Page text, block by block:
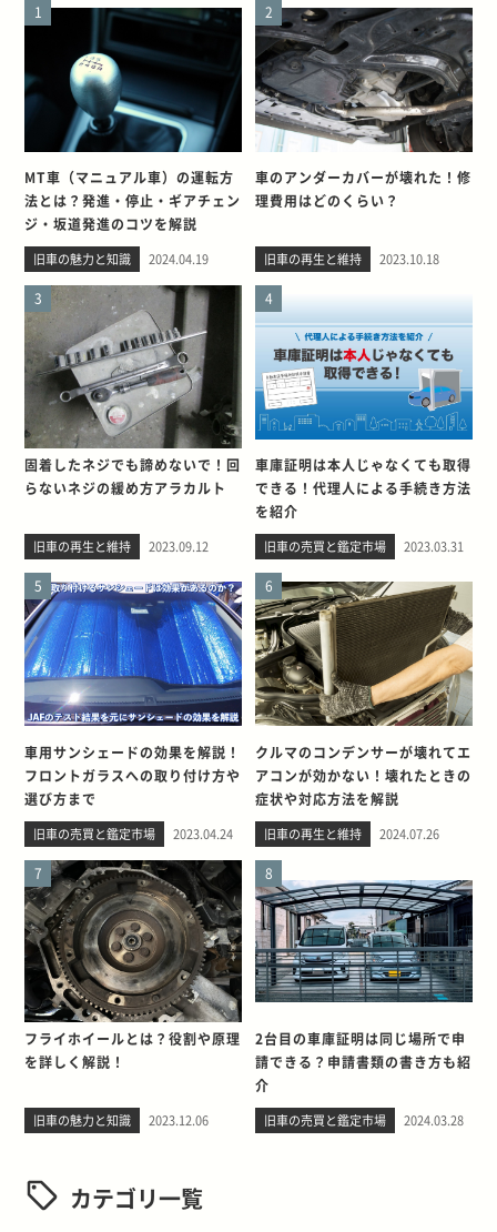
1
MT車（マニュアル車）の運転方
法とは？発進・停止・ギアチェン
ジ・坂道発進のコツを解説
旧車の魅力と知識 2024.04.19
2
車のアンダーカバーが壊れた！修
理費用はどのくらい？
旧車の再生と維持 2023.10.18
3
固着したネジでも諦めないで！回
らないネジの緩め方アラカルト
旧車の再生と維持 2023.09.12
4
車庫証明は本人じゃなくても取得
できる！代理人による手続き方法
を紹介
旧車の売買と鑑定市場 2023.03.31
5
車用サンシェードの効果を解説！
フロントガラスへの取り付け方や
選び方まで
旧車の売買と鑑定市場 2023.04.24
6
クルマのコンデンサーが壊れてエ
アコンが効かない！壊れたときの
症状や対応方法を解説
旧車の再生と維持 2024.07.26
7
フライホイールとは？役割や原理
を詳しく解説！
旧車の魅力と知識 2023.12.06
8
2台目の車庫証明は同じ場所で申
請できる？申請書類の書き方も紹
介
旧車の売買と鑑定市場 2024.03.28
カテゴリ一覧